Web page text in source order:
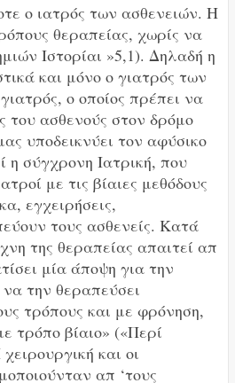
ο ιατρός των ασθενειών. Η
θεραπείας, χωρίς να
Ιστορίαι »5,1). Δηλαδή η
και μόνο ο γιατρός των
ο οποίος πρέπει να
του ασθενούς στον δρόμο
υποδεικνύει τον αφύσικο
η σύγχρονη Ιατρική, που
με τις βίαιες μεθόδους
εγχειρήσεις,
τους ασθενείς. Κατά
της θεραπείας απαιτεί απ
μία άποψη για την
την θεραπεύσει
τρόπους και με φρόνηση,
τρόπο βίαιο» («Περί
και οι
απ ‘τους